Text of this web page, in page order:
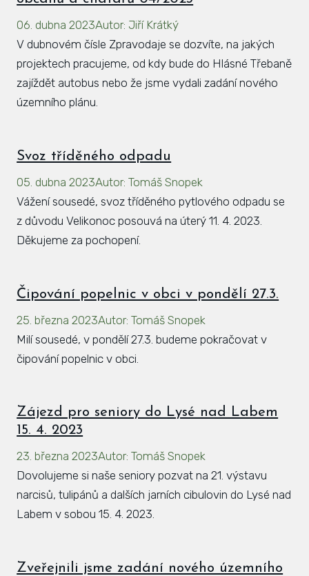
06. dubna 2023Autor: Jiří Krátký
V dubnovém čísle Zpravodaje se dozvíte, na jakých
projektech pracujeme, od kdy bude do Hlásné Třebaně
zajíždět autobus nebo že jsme vydali zadání nového
územního plánu.
Svoz tříděného odpadu
05. dubna 2023Autor: Tomáš Snopek
Vážení sousedé, svoz tříděného pytlového odpadu se
z důvodu Velikonoc posouvá na úterý 11. 4. 2023.
Děkujeme za pochopení.
Čipování popelnic v obci v pondělí 27.3.
25. března 2023Autor: Tomáš Snopek
Milí sousedé, v pondělí 27.3. budeme pokračovat v
čipování popelnic v obci.
Zájezd pro seniory do Lysé nad Labem
15. 4. 2023
23. března 2023Autor: Tomáš Snopek
Dovolujeme si naše seniory pozvat na 21. výstavu
narcisů, tulipánů a dalších jarních cibulovin do Lysé nad
Labem v sobou 15. 4. 2023.
Zveřejnili jsme zadání nového územního